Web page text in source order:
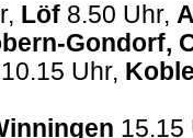
Löf 8.50 Uhr,
Gondorf,
10.15 Uhr,